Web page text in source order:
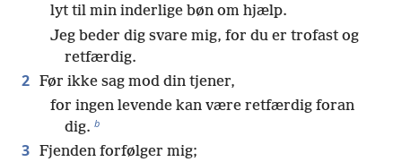
lyt til min inderlige bøn om hjælp.
Jeg beder dig svare mig, for du er trofast og
retfærdig.
2 Før ikke sag mod din tjener,
for ingen levende kan være retfærdig foran
dig. b
3 Fjenden forfølger mig;